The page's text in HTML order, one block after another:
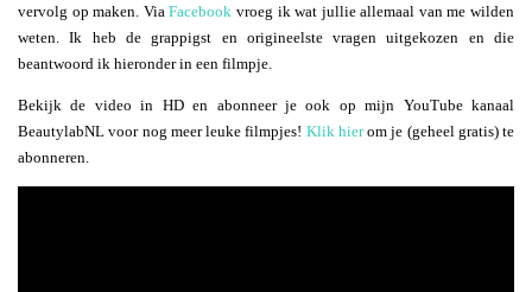
vervolg op maken. ViaFacebook vroeg ik wat jullie allemaal van me wilden
weten. Ik heb de grappigst en origineelste vragen uitgekozen en die
beantwoord ik hieronder in een filmpje.
Bekijk de video in HD en abonneer je ook op mijn YouTube kanaal
BeautylabNL voor nog meer leuke filmpjes! Klik hierom je (geheel gratis) te
abonneren.